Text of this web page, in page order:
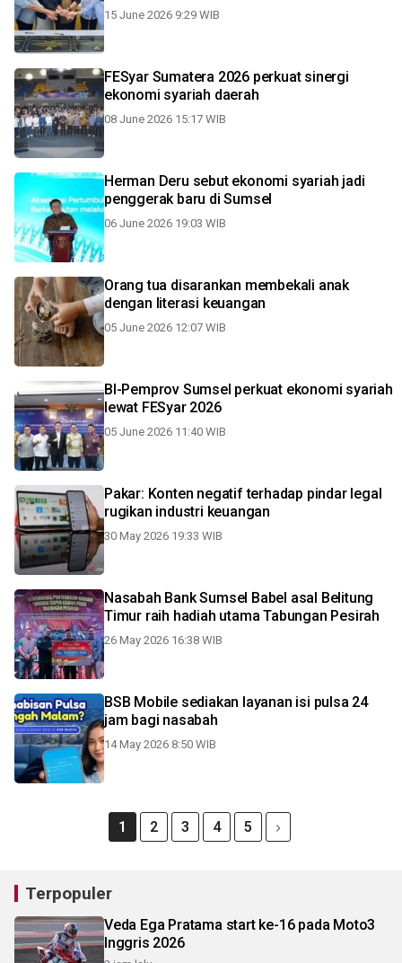
15 June 2026 9:29 WIB
FESyar Sumatera 2026 perkuat sinergi
ekonomi syariah daerah
08 June 2026 15:17 WIB
Herman Deru sebut ekonomi syariah jadi
penggerak baru di Sumsel
06 June 2026 19:03 WIB
Orang tua disarankan membekali anak
dengan literasi keuangan
05 June 2026 12:07 WIB
BI-Pemprov Sumsel perkuat ekonomi syariah
lewat FESyar 2026
05 June 2026 11:40 WIB
Pakar: Konten negatif terhadap pindar legal
rugikan industri keuangan
30 May 2026 19:33 WIB
Nasabah Bank Sumsel Babel asal Belitung
Timur raih hadiah utama Tabungan Pesirah
26 May 2026 16:38 WIB
BSB Mobile sediakan layanan isi pulsa 24
jam bagi nasabah
14 May 2026 8:50 WIB
1 2 3 4 5
Terpopuler
Veda Ega Pratama start ke-16 pada Moto3
Inggris 2026